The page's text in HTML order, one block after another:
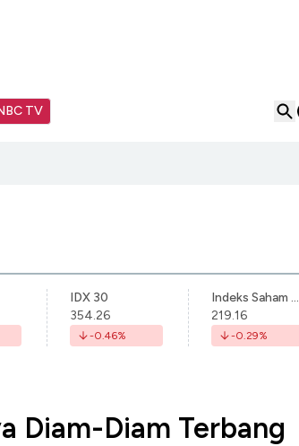
TV
IDX 30
354.26
-0.46%
Indeks Saham Syariah Indonesia
219.16
-0.29%
Diam-Diam Terbang